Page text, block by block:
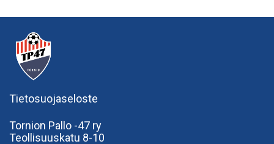
Tietosuojaseloste
Tornion Pallo -47 ry
Teollisuuskatu 8-10